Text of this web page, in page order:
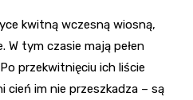
kwitną wczesną wiosną,
W tym czasie mają pełen
przekwitnięciu ich liście
cień im nie przeszkadza – są